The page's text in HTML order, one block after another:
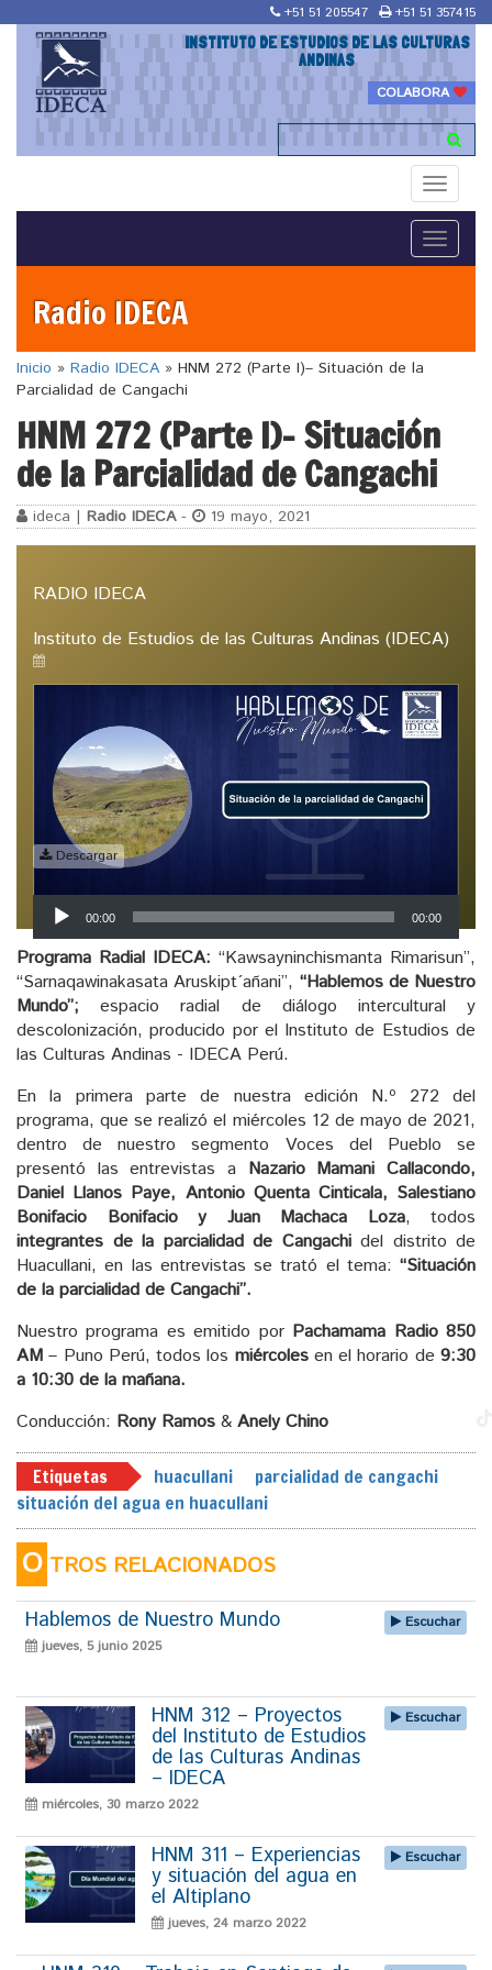
+51 51 205547 +51 51 357415
INSTITUTO DE ESTUDIOS DE LAS CULTURAS
ANDINAS
COLABORA
Toggle
Toggle
Radio IDECA
Inicio » Radio IDECA » HNM 272 (Parte I)– Situación de la
Parcialidad de Cangachi
HNM 272 (Parte I)– Situación
de la Parcialidad de Cangachi
ideca | Radio IDECA- 19 mayo, 2021
RADIO IDECA
Instituto de Estudios de las Culturas Andinas (IDECA)
Descargar
Reproductor
de
audio
00:00 00:00
Programa Radial IDECA: “Kawsayninchismanta Rimarisun”,
“Sarnaqawinakasata Aruskipt´añani”, “Hablemos de Nuestro
Mundo”; espacio radial de diálogo intercultural y
descolonización, producido por el Instituto de Estudios de
las Culturas Andinas - IDECA Perú.
En la primera parte de nuestra edición N.º 272 del
programa, que se realizó el miércoles 12 de mayo de 2021,
dentro de nuestro segmento Voces del Pueblo se
presentó las entrevistas a Nazario Mamani Callacondo,
Daniel Llanos Paye, Antonio Quenta Cinticala, Salestiano
Bonifacio Bonifacio y Juan Machaca Loza, todos
integrantes de la parcialidad de Cangachidel distrito de
Huacullani, en las entrevistas se trató el tema: “Situación
de la parcialidad de Cangachi”.
Nuestro programa es emitido por Pachamama Radio 850
AM – Puno Perú, todos los miércolesen el horario de9:30
a 10:30 de la mañana.
Conducción: Rony Ramos & Anely Chino
Etiquetas huacullani
parcialidad de cangachi
situación del agua en huacullani
O TROS RELACIONADOS
Hablemos de Nuestro Mundo
jueves, 5 junio 2025
Escuchar
HNM 312 – Proyectos
del Instituto de Estudios
de las Culturas Andinas
– IDECA
miércoles, 30 marzo 2022
Escuchar
HNM 311 – Experiencias
y situación del agua en
el Altiplano
jueves, 24 marzo 2022
Escuchar